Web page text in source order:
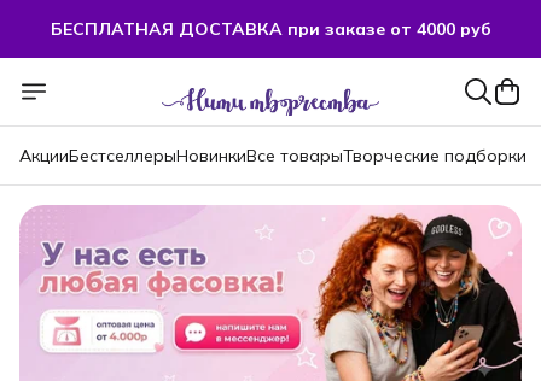
БЕСПЛАТНАЯ ДОСТАВКА при заказе от 4000 руб
БЕСПЛАТНАЯ ДОСТАВКА при заказе от 4000 руб
АкцииБестселлерыНовинкиВсе товарыТворческие подборки